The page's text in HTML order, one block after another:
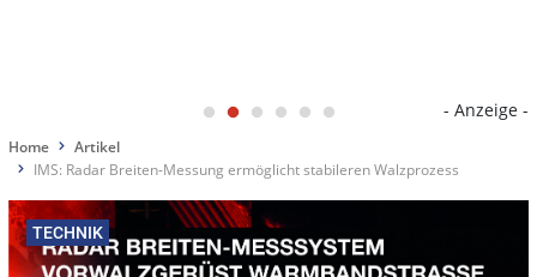
- Anzeige -
Home
Artikel
IMS: Radar Breiten-Messung ermöglicht stabileren Walzprozess
TECHNIK